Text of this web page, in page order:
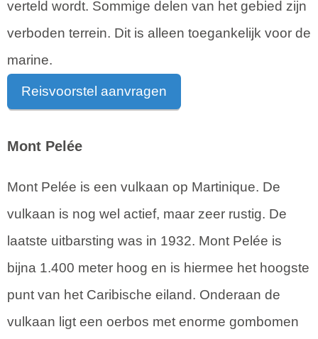
verteld wordt. Sommige delen van het gebied zijn
verboden terrein. Dit is alleen toegankelijk voor de
marine.
Reisvoorstel aanvragen
Mont Pelée
Mont Pelée is een vulkaan op Martinique. De
vulkaan is nog wel actief, maar zeer rustig. De
laatste uitbarsting was in 1932. Mont Pelée is
bijna 1.400 meter hoog en is hiermee het hoogste
punt van het Caribische eiland. Onderaan de
vulkaan ligt een oerbos met enorme gombomen